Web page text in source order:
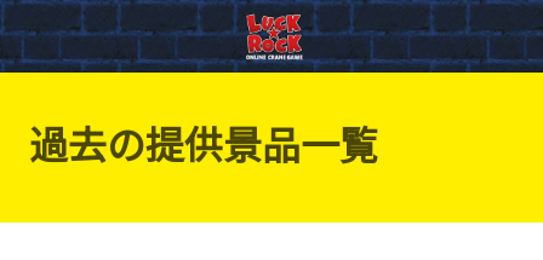
過去の提供景品一覧